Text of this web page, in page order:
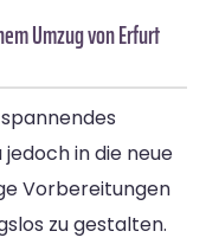
Umzug von Erfurt
in die neue
Vorbereitungen
zu gestalten.